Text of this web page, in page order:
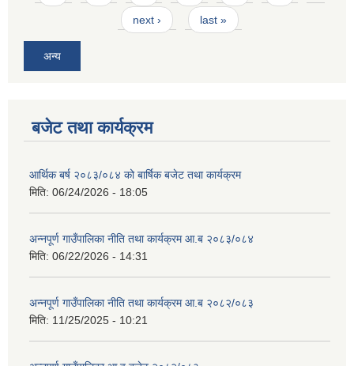
next › last »
अन्य
बजेट तथा कार्यक्रम
आर्थिक बर्ष २०८३/०८४ को बार्षिक बजेट तथा कार्यक्रम
मिति: 06/24/2026 - 18:05
अन्नपूर्ण गाउँपालिका नीति तथा कार्यक्रम आ.ब २०८३/०८४
मिति: 06/22/2026 - 14:31
अन्नपूर्ण गाउँपालिका नीति तथा कार्यक्रम आ.ब २०८२/०८३
मिति: 11/25/2025 - 10:21